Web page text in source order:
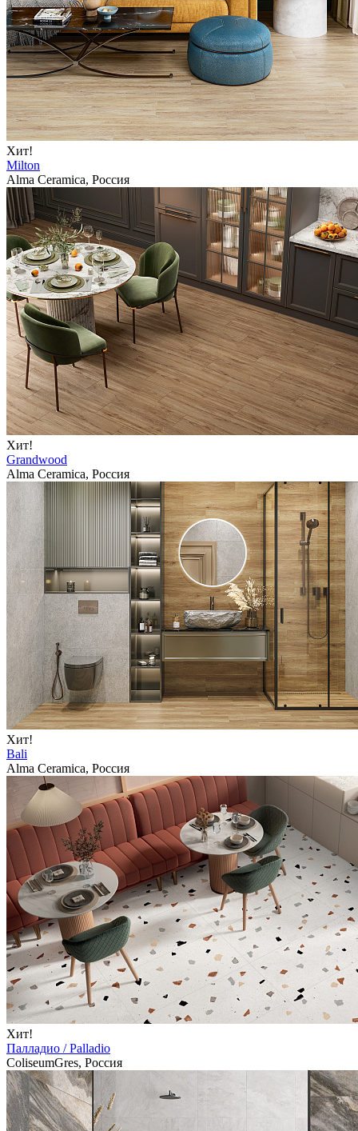
Хит!
Milton
Alma Ceramica, Россия
Хит!
Grandwood
Alma Ceramica, Россия
Хит!
Bali
Alma Ceramica, Россия
Хит!
Палладио / Palladio
ColiseumGres, Россия